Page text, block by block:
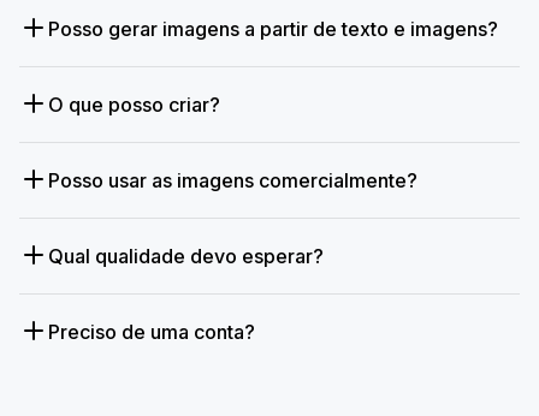
Posso gerar imagens a partir de texto e imagens?
O que posso criar?
Posso usar as imagens comercialmente?
Qual qualidade devo esperar?
Preciso de uma conta?